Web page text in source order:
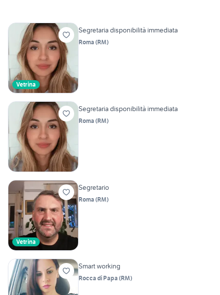
Vetrina
Segretaria disponibilità immediata
Roma (RM)
Segretaria disponibilità immediata
Roma (RM)
Vetrina
Segretario
Roma (RM)
Smart working
Rocca di Papa (RM)